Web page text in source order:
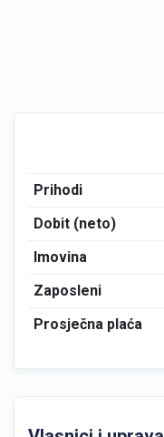
Prihodi
Dobit (neto)
Imovina
Zaposleni
Prosječna plaća